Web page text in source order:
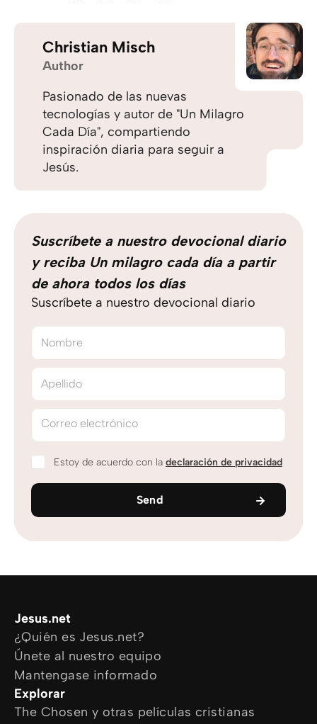
Christian Misch
Author
Pasionado de las nuevas
tecnologías y autor de "Un Milagro
Cada Día", compartiendo
inspiración diaria para seguir a
Jesús.
Suscríbete a nuestro devocional diario
y reciba Un milagro cada día a partir
de ahora todos los días
Suscríbete a nuestro devocional diario
Nombre
Apellido
Correo electrónico
Estoy de acuerdo con la declaración de privacidad
Send
Jesus.net
¿Quién es Jesus.net?
Únete al nuestro equipo
Mantengase informado
Explorar
The Chosen y otras películas cristianas